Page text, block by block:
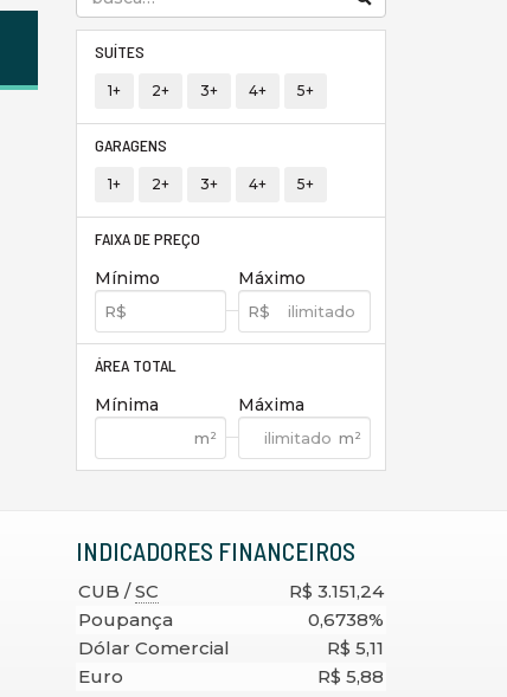
SUÍTES
1+ 2+ 3+ 4+ 5+
GARAGENS
1+ 2+ 3+ 4+ 5+
FAIXA DE PREÇO
Mínimo Máximo
ÁREA TOTAL
Mínima Máxima
INDICADORES FINANCEIROS
CUB /SC
R$ 3.151,24
Poupança
0,6738%
Dólar Comercial
R$ 5,11
Euro
R$ 5,88